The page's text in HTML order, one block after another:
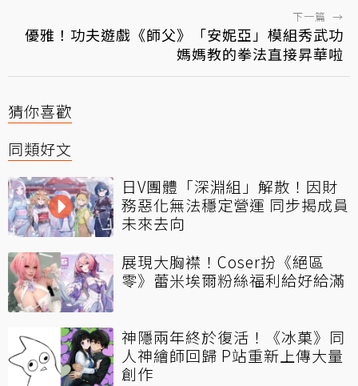
下一篇 →
優雅！功夫遊戲《師父》「安妮亞」模組秀武功
媽媽教的拳法直接昇華啦
猜你喜歡
同類好文
日V團體「深淵組」解散！因財
務惡化無法穩定營運 同步揭成員
未來去向
展現大胸襟！Coser扮《絕區
零》蕾米埃爾粉絲福利給好給滿
神隱兩年終於復活！《冰菓》同
人神繪師回歸 P站重新上傳大量
創作